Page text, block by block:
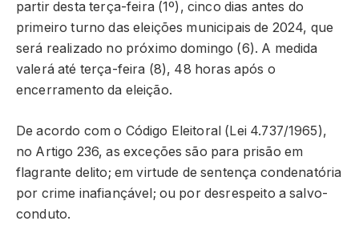
partir desta terça-feira (1º), cinco dias antes do
primeiro turno das eleições municipais de 2024, que
será realizado no próximo domingo (6). A medida
valerá até terça-feira (8), 48 horas após o
encerramento da eleição.
De acordo com o Código Eleitoral (Lei 4.737/1965),
no Artigo 236, as exceções são para prisão em
flagrante delito; em virtude de sentença condenatória
por crime inafiançável; ou por desrespeito a salvo-
conduto.